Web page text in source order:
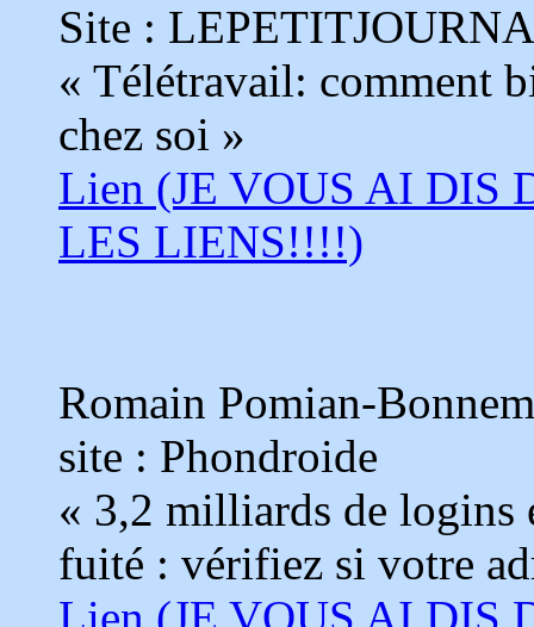
Site :
« Télétravail: comment
chez soi »
Lien (JE VOUS AI DIS
LES LIENS!!!!)
Romain Pomian-
site : Phondroide
« 3,2 milliards de logins
fuité : vérifiez si votre